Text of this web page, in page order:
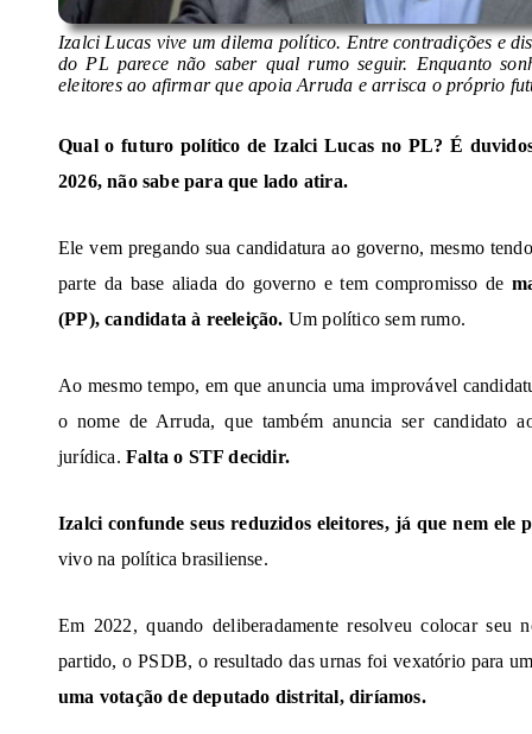
Izalci Lucas vive um dilema político. Entre contradições e
do PL parece não saber qual rumo seguir. Enquanto
eleitores ao afirmar que apoia Arruda e arrisca o próprio
Qual o futuro político de Izalci Lucas no PL? É
2026, não sabe para que lado atira.
Ele vem pregando sua candidatura ao governo, mesmo
parte da base aliada do governo e tem compromisso de
(PP), candidata à reeleição. Um político sem rumo.
Ao mesmo tempo, em que anuncia uma improvável
o nome de Arruda, que também anuncia ser candidato
jurídica.Falta o STF decidir.
Izalci confunde seus reduzidos eleitores, já que nem ele
vivo na política brasiliense.
Em 2022, quando deliberadamente resolveu colocar seu
partido, o PSDB, o resultado das urnas foi vexatório para
uma votação de deputado distrital, diríamos.